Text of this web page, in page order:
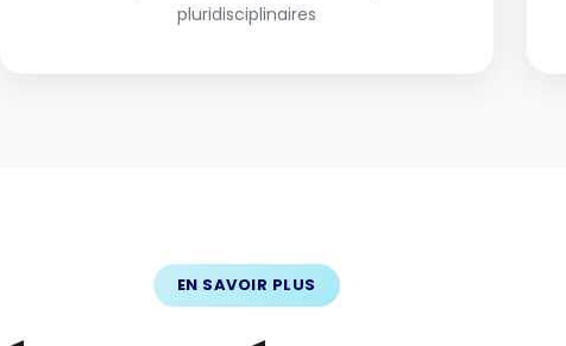
pluridisciplinaires
EN SAVOIR PLUS